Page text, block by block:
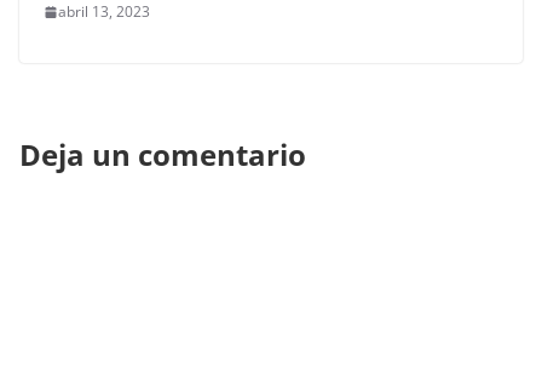
abril 13, 2023
Deja un comentario